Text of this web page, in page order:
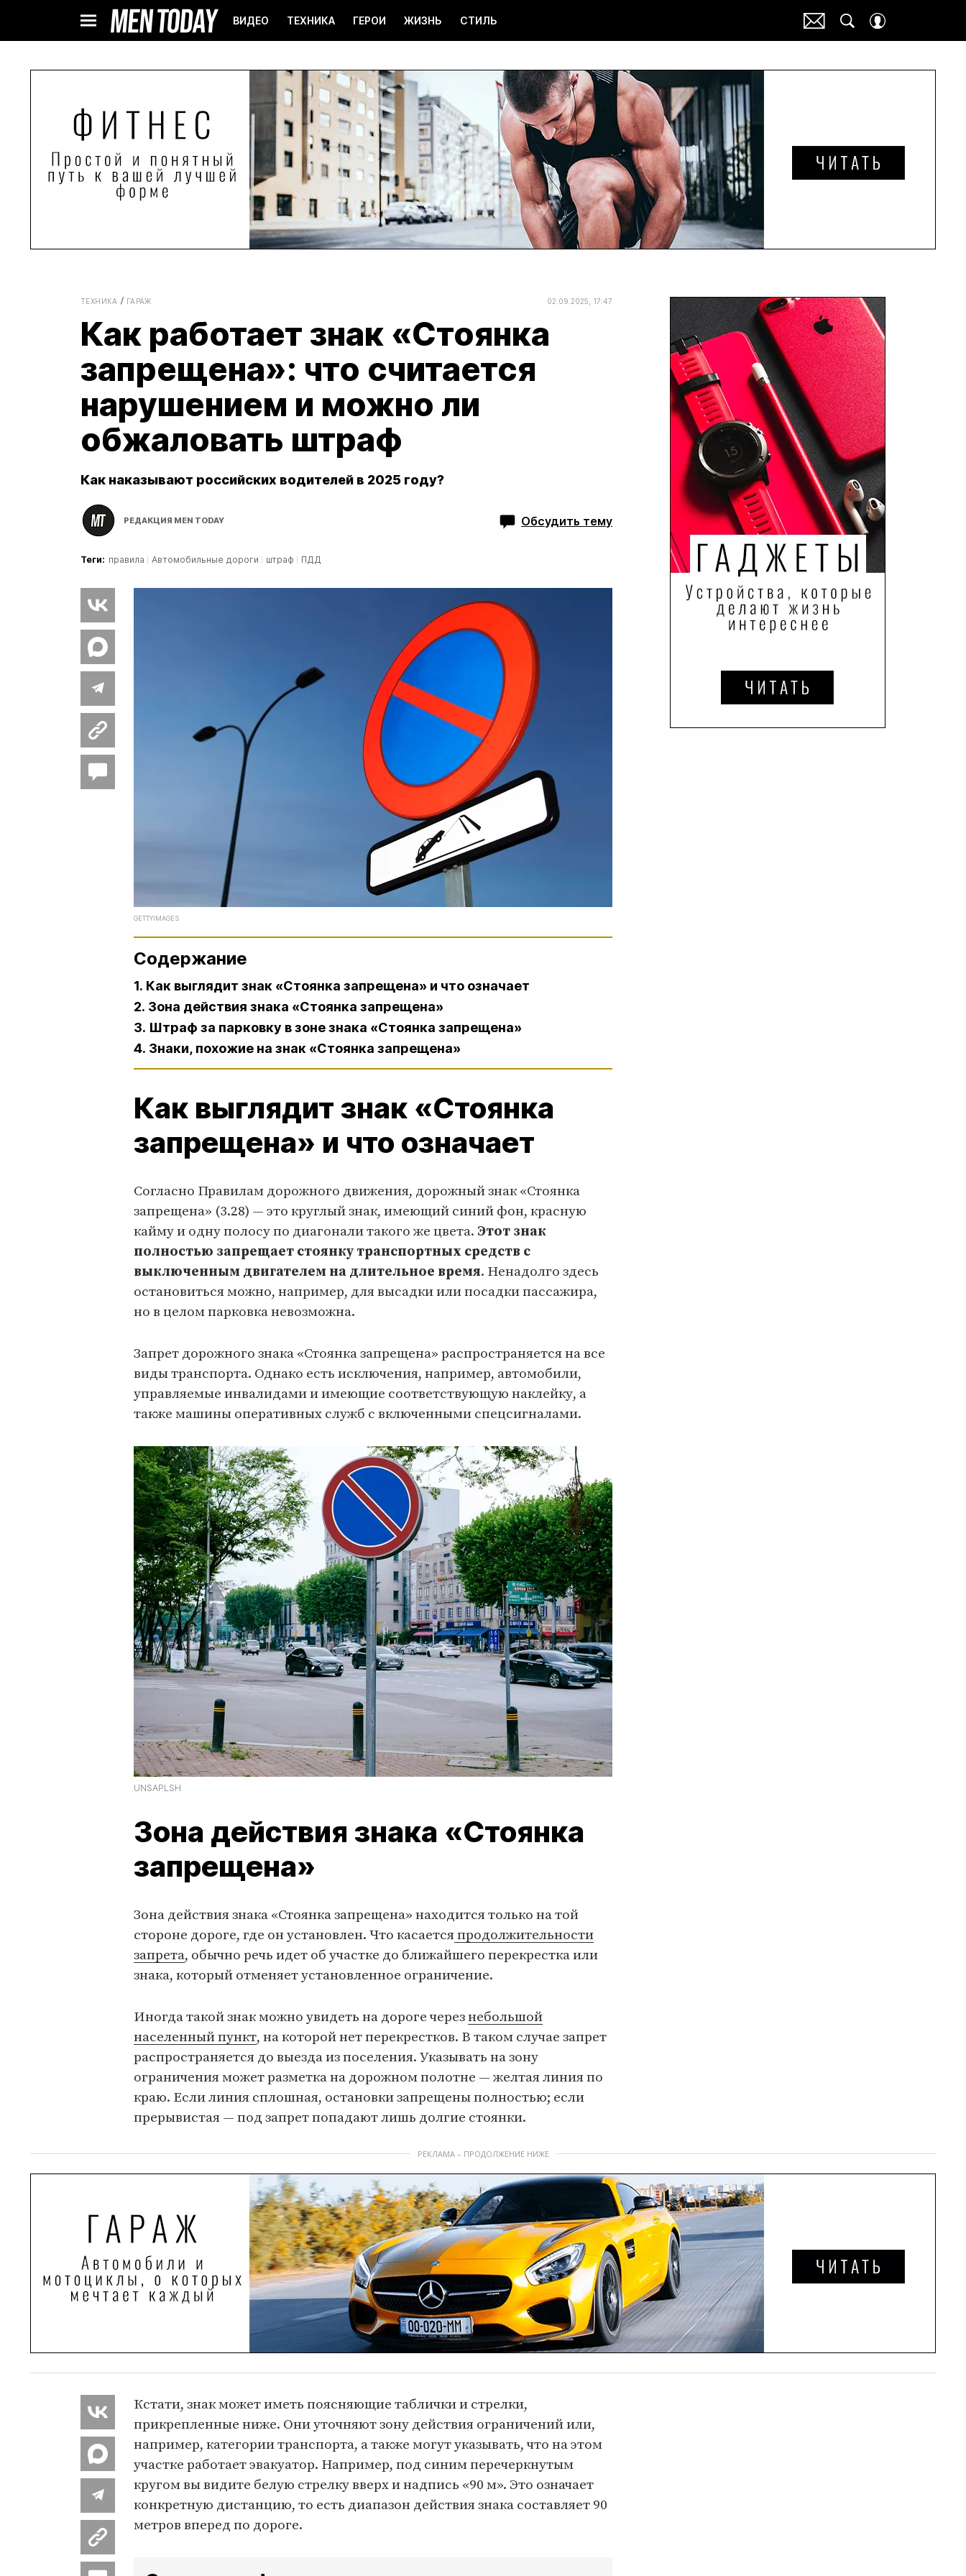
ВИДЕО ТЕХНИКА ГЕРОИ ЖИЗНЬ СТИЛЬ
ТЕХНИКА ГАРАЖ 02.09.2025, 17:47
Как работает знак «Стоянка
запрещена»: что считается
нарушением и можно ли
обжаловать штраф
Как наказывают российских водителей в 2025 году?
РЕДАКЦИЯ MEN TODAY Обсудить тему
Теги: правила Автомобильные дороги штраф ПДД
GETTYIMAGES
Содержание
1. Как выглядит знак «Стоянка запрещена» и что означает
2. Зона действия знака «Стоянка запрещена»
3. Штраф за парковку в зоне знака «Стоянка запрещена»
4. Знаки, похожие на знак «Стоянка запрещена»
Как выглядит знак «Стоянка
запрещена» и что означает
Согласно Правилам дорожного движения, дорожный знак «Стоянка
запрещена» (3.28) — это круглый знак, имеющий синий фон, красную
кайму и одну полосу по диагонали такого же цвета. Этот знак
полностью запрещает стоянку транспортных средств с
выключенным двигателем на длительное время. Ненадолго здесь
остановиться можно, например, для высадки или посадки пассажира,
но в целом парковка невозможна.
Запрет дорожного знака «Стоянка запрещена» распространяется на все
виды транспорта. Однако есть исключения, например, автомобили,
управляемые инвалидами и имеющие соответствующую наклейку, а
также машины оперативных служб с включенными спецсигналами.
UNSAPLSH
Зона действия знака «Стоянка
запрещена»
Зона действия знака «Стоянка запрещена» находится только на той
стороне дороге, где он установлен. Что касаетсяпродолжительности
запрета, обычно речь идет об участке до ближайшего перекрестка или
знака, который отменяет установленное ограничение.
Иногда такой знак можно увидеть на дороге черезнебольшой
населенный пункт, на которой нет перекрестков. В таком случае запрет
распространяется до выезда из поселения. Указывать на зону
ограничения может разметка на дорожном полотне — желтая линия по
краю. Если линия сплошная, остановки запрещены полностью; если
прерывистая — под запрет попадают лишь долгие стоянки.
РЕКЛАМА – ПРОДОЛЖЕНИЕ НИЖЕ
Кстати, знак может иметь поясняющие таблички и стрелки,
прикрепленные ниже. Они уточняют зону действия ограничений или,
например, категории транспорта, а также могут указывать, что на этом
участке работает эвакуатор. Например, под синим перечеркнутым
кругом вы видите белую стрелку вверх и надпись «90 м». Это означает
конкретную дистанцию, то есть диапазон действия знака составляет 90
метров вперед по дороге.